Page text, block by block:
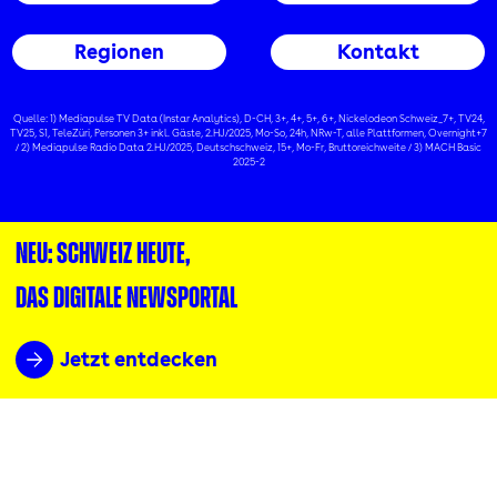
Regionen Kontakt
Quelle: 1) Mediapulse TV Data (Instar Analytics), D-CH, 3+, 4+, 5+, 6+, Nickelodeon Schweiz_7+, TV24,
TV25, S1, TeleZüri, Personen 3+ inkl. Gäste, 2.HJ/2025, Mo-So, 24h, NRw-T, alle Plattformen, Overnight+7
/ 2) Mediapulse Radio Data 2.HJ/2025, Deutschschweiz, 15+, Mo-Fr, Bruttoreichweite / 3) MACH Basic
2025-2
NEU: Schweiz heute,
das digitale Newsportal
Jetzt entdecken